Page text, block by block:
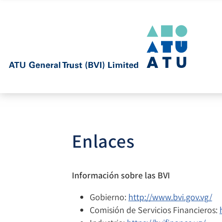
Enlaces
Información sobre las BVI
Gobierno: http://www.bvi.gov.vg/
Comisión de Servicios Financieros: